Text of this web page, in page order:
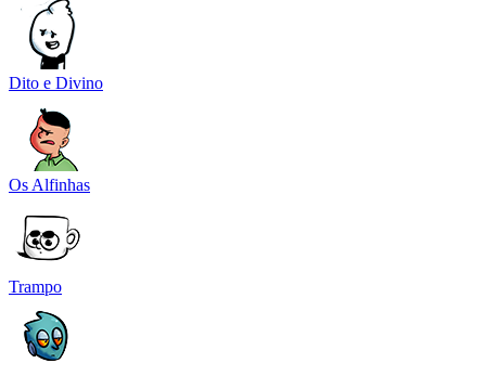
Dito e Divino
Os Alfinhas
Trampo